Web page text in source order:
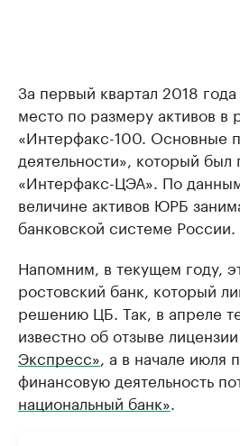
За первый квартал 2018
место по размеру активов в
«Интерфакс-100. Основные
деятельности», который был
«Интерфакс-ЦЭА». По
величине активов ЮРБ
банковской системе России.
Напомним, в текущем году,
ростовский банк, который
решению ЦБ. Так, в апреле
известно об отзыве
Экспресс», а в начале июля
финансовую деятельность
национальный банк».